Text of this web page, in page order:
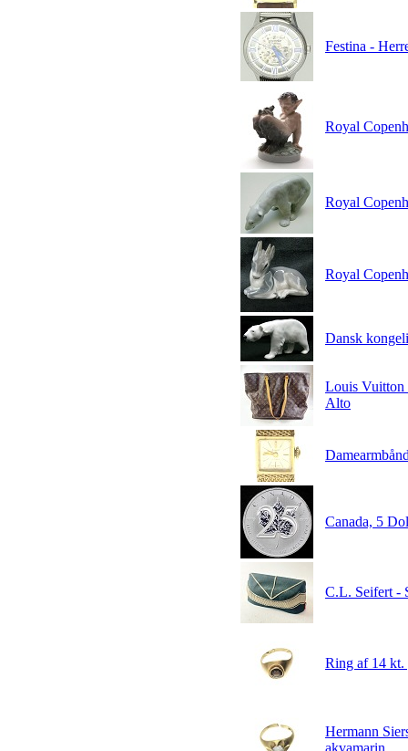
Festina -
Royal
Royal
Royal
Dansk
Louis Vuitton
Alto
Canada, 5
C.L. Seifert -
Ring af 14 kt.
Hermann
akvamarin